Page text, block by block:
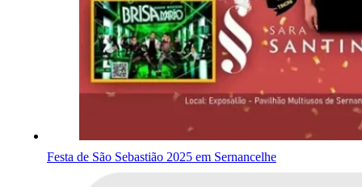
Festa de São Sebastião 2025 em Sernancelhe